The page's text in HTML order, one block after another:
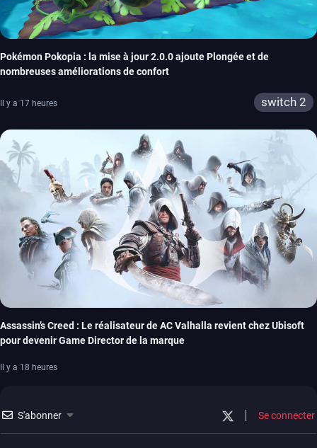
Pokémon Pokopia : la mise à jour 2.0.0 ajoute Plongée et de
nombreuses améliorations de confort
Il y a 17 heures switch 2
Assassin’s Creed : Le réalisateur de AC Valhalla revient chez Ubisoft
pour devenir Game Director de la marque
Il y a 18 heures
S'abonner Se connecter